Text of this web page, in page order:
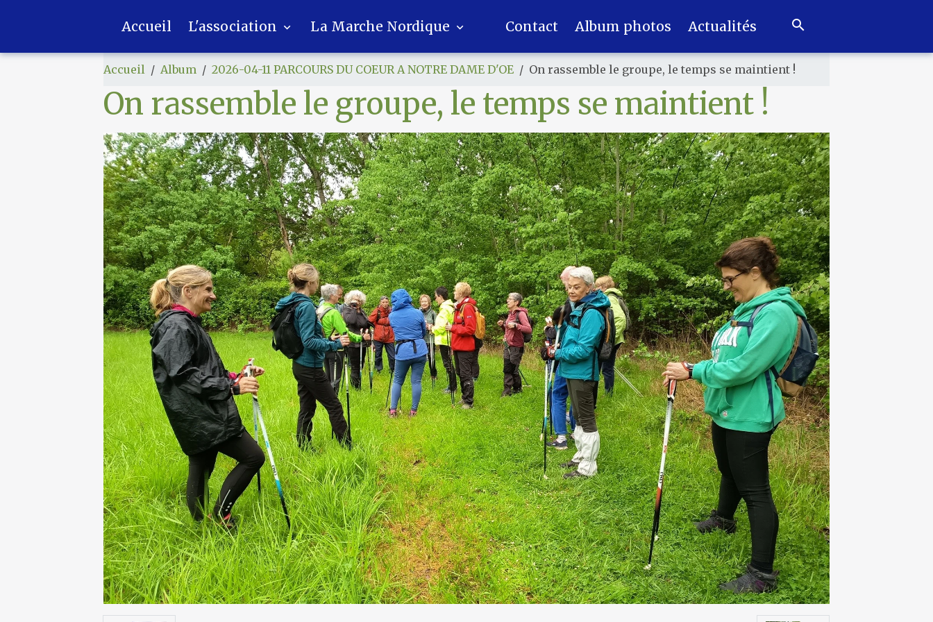
Accueil L'association La Marche Nordique Contact Album photos Actualités
Accueil Album 2026-04-11 PARCOURS DU COEUR A NOTRE DAME D'OE On rassemble le groupe, le temps se maintient !
On rassemble le groupe, le temps se maintient !